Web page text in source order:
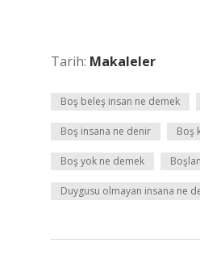
Tarih: Makaleler
Boş beleş insan ne demek
Boş insana ne denir Boş
Boş yok ne demek
Duygusu olmayan insana ne